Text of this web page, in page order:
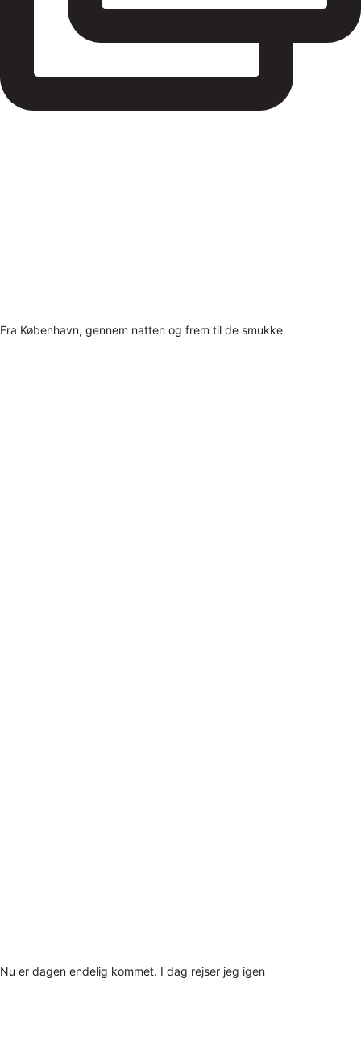
Fra København, gennem natten og frem til de smukke
Nu er dagen endelig kommet. I dag rejser jeg igen